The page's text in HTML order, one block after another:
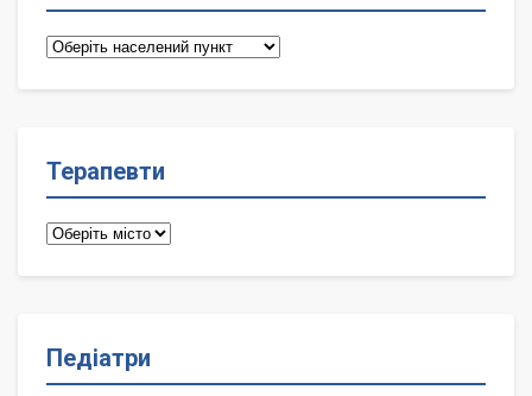
Сімейні
Терапевти
Терапевти
Педіатри